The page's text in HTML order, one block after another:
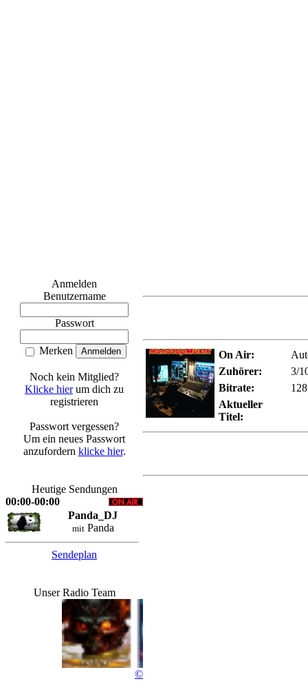
Anmelden
Benutzername
Passwort
Merken
Noch kein Mitglied?
Klicke hierum dich zu
registrieren
Passwort vergessen?
Um ein neues Passwort
anzufordern klicke hier.
Heutige Sendungen
00:00-00:00
Panda_DJ
mitPanda
Sendeplan
Unser Radio Team
©
On Air:
Zuhörer:
3/
Bitrate:
Aktueller
Titel: